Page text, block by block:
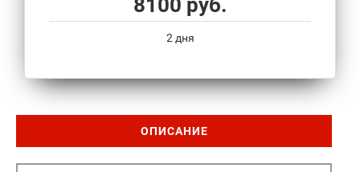
8100 руб.
2 дня
ОПИСАНИЕ